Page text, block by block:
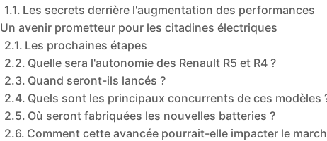
Les secrets derrière l'augmentation des performances
Un avenir prometteur pour les citadines électriques
Les prochaines étapes
Quelle sera l'autonomie des Renault R5 et R4 ?
Quand seront-ils lancés ?
Quels sont les principaux concurrents de ces modèles
Où seront fabriquées les nouvelles batteries ?
Comment cette avancée pourrait-elle impacter le